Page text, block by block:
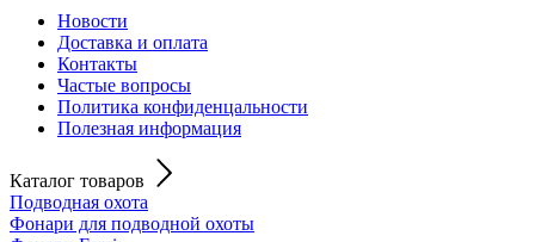
Новости
Доставка и оплата
Контакты
Частые вопросы
Политика конфиденцальности
Полезная информация
Каталог товаров
Подводная охота
Фонари для подводной охоты